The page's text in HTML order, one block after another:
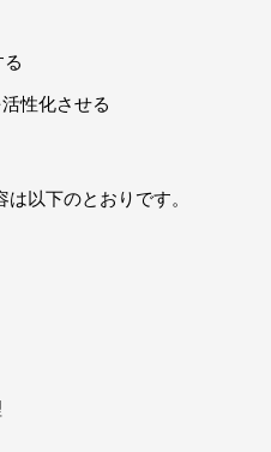
性化させる
以下のとおりです。